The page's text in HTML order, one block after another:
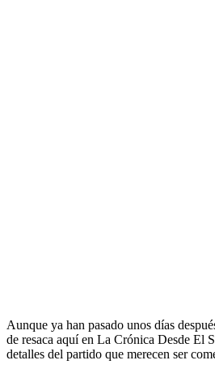
Aunque ya han pasado unos días
de resaca aquí en La Crónica Desde El
detalles del partido que merecen ser